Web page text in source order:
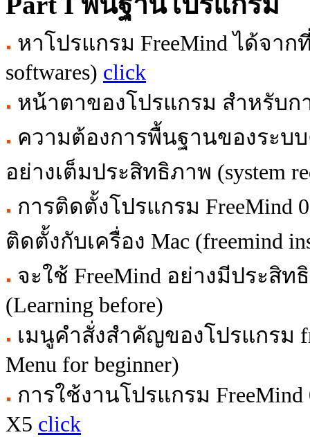
หาโปรแกรม FreeMind ได้จาก
softwares) click
หน้าตาของโปรแกรม สำหรับ
ความต้องการพื้นฐานของระบบ
อย่างเต็มประสิทธิภาพ (system
การติดตั้งโปรแกรม FreeMind
ติดตั้งกับเครื่อง Mac (freemind
จะใช้ FreeMind อย่างมีประสิ
(Learning before)
เมนูคำสั่งสำคัญของโปรแกรม
Menu for beginner)
การใช้งานโปรแกรม
X5 click